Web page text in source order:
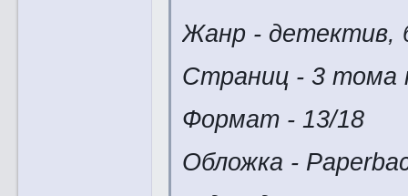
Жанр - детектив,
Страниц - 3 тома
Формат - 13/18
Обложка -